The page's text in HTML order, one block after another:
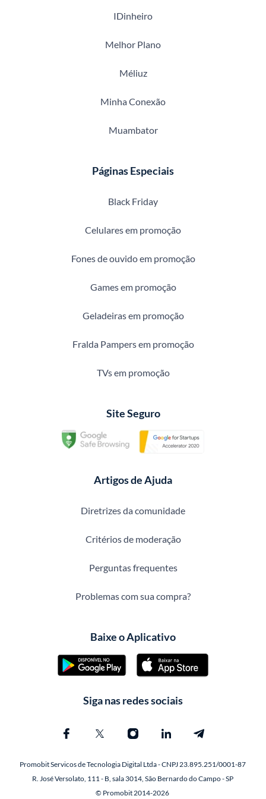
IDinheiro
Melhor Plano
Méliuz
Minha Conexão
Muambator
Páginas Especiais
Black Friday
Celulares em promoção
Fones de ouvido em promoção
Games em promoção
Geladeiras em promoção
Fralda Pampers em promoção
TVs em promoção
Site Seguro
Artigos de Ajuda
Diretrizes da comunidade
Critérios de moderação
Perguntas frequentes
Problemas com sua compra?
Baixe o Aplicativo
Siga nas redes sociais
Promobit Servicos de Tecnologia Digital Ltda - CNPJ 23.895.251/0001-87
R. José Versolato, 111 - B, sala 3014, São Bernardo do Campo - SP
© Promobit 2014-2026